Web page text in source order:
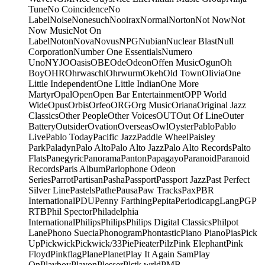
TuneNo CoincidenceNo
LabelNoiseNonesuchNooiraxNormalNortonNot NowNot
Now MusicNot On
LabelNotonNovaNovusNPGNubianNuclear BlastNull
CorporationNumber One EssentialsNumero
UnoNYJOOasisOBEOdeOdeonOffen MusicOgunOh
BoyOHROhrwaschlOhrwurmOkehOld TownOliviaOne
Little IndependentOne Little IndianOne More
MartyrOpalOpenOpen Bar EntertainmentOPP World
WideOpusOrbisOrfeoORGOrg MusicOrianaOriginal Jazz
ClassicsOther PeopleOther VoicesOUTOut Of LineOuter
BatteryOutsiderOvationOverseasOwlOysterPabloPablo
LivePablo TodayPacific JazzPaddle WheelPaisley
ParkPaladynPalo AltoPalo Alto JazzPalo Alto RecordsPalto
FlatsPanegyricPanoramaPantonPapagayoParanoidParanoid
RecordsParis AlbumParlophone Odeon
SeriesParrotPartisanPashaPassportPassport JazzPast Perfect
Silver LinePastelsPathePausaPaw TracksPaxPBR
InternationalPDUPenny FarthingPepitaPeriodicapgLangPGP
RTBPhil SpectorPhiladelphia
InternationalPhilipsPhilipsPhilips Digital ClassicsPhilpot
LanePhono SueciaPhonogramPhontasticPiano PianoPiasPick
UpPickwickPickwick/33PiePieaterPilzPink ElephantPink
FloydPinkflagPlanePlanetPlay It Again SamPlay